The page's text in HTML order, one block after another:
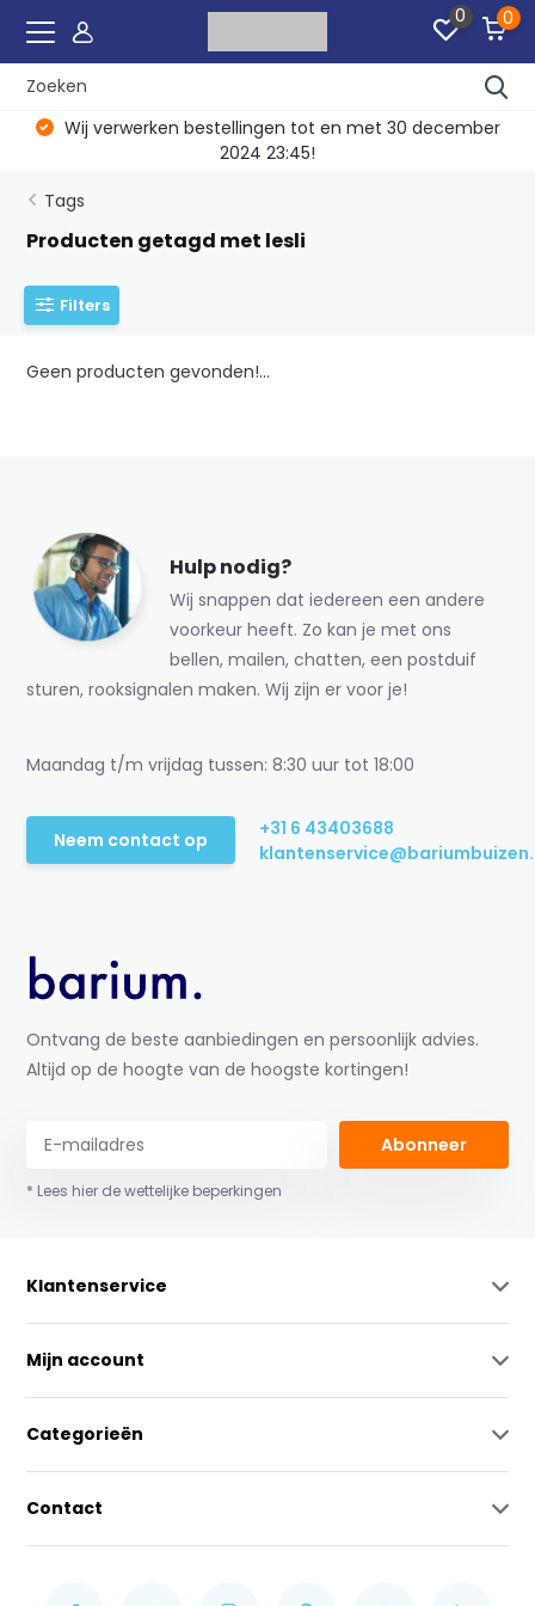
0 0
Wij verwerken bestellingen tot en met 30 december
2024 23:45!
Tags
Producten getagd met lesli
Filters
Geen producten gevonden!...
Hulp nodig?
Wij snappen dat iedereen een andere
voorkeur heeft. Zo kan je met ons
bellen, mailen, chatten, een postduif
sturen, rooksignalen maken. Wij zijn er voor je!
Maandag t/m vrijdag tussen: 8:30 uur tot 18:00
Neem contact op
+31 6 43403688
Ontvang de beste aanbiedingen en persoonlijk advies.
Altijd op de hoogte van de hoogste kortingen!
Abonneer
* Lees hier de wettelijke beperkingen
Klantenservice
Mijn account
Categorieën
Contact